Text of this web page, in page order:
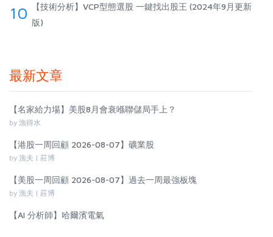
10
【技術分析】VCP型態選股 一鍵找出股王 (2024年9月更新
版)
最新文章
【名家給力場】美股8月會衰喺聯儲局手上？
by 漁得水
【港股一周回顧 2026-08-07】礦業股
by 漁夫 | 莊博
【美股一周回顧 2026-08-07】過去一周最強板塊
by 漁夫 | 莊博
【AI 分析師】哈爾濱電氣